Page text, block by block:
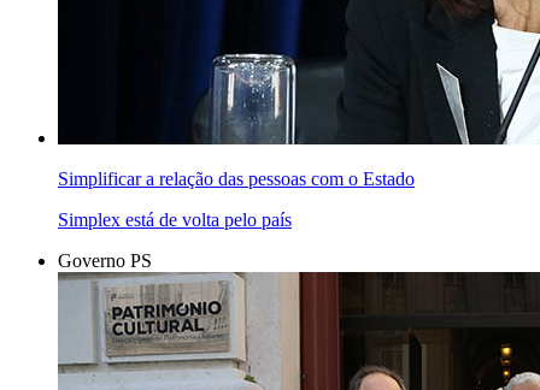
Simplificar a relação das pessoas com o Estado
Simplex está de volta pelo país
Governo PS